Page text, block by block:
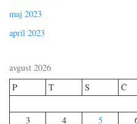
maj 2023
april 2023
avgust 2026
P
T S Č
3
4 5